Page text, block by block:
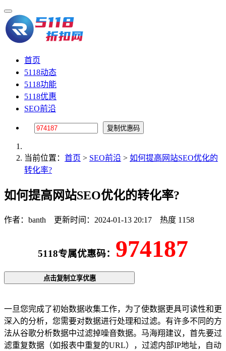
首页
5118动态
5118功能
5118优惠
SEO前沿
当前位置： 首页 > SEO前沿 > 如何提高网站SEO优化的
转化率?
如何提高网站SEO优化的转化率?
作者：banth 更新时间：2024-01-13 20:17 热度 1158
5118专属优惠码： 974187
点击复制立享优惠
一旦您完成了初始数据收集工作，为了使数据更具可读性和更
深入的分析，您需要对数据进行处理和过滤。有许多不同的方
法从谷歌分析数据中过滤掉噪音数据。马海翔建议，首先要过
滤重复数据（如报表中重复的URL），过滤内部IP地址，自动